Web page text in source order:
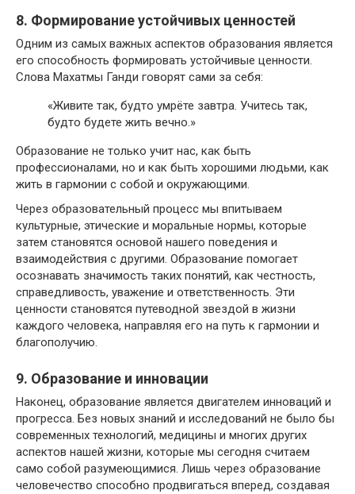
8. Формирование устойчивых ценностей
Одним из самых важных аспектов образования является
его способность формировать устойчивые ценности.
Слова Махатмы Ганди говорят сами за себя:
«Живите так, будто умрёте завтра. Учитесь так,
будто будете жить вечно.»
Образование не только учит нас, как быть
профессионалами, но и как быть хорошими людьми, как
жить в гармонии с собой и окружающими.
Через образовательный процесс мы впитываем
культурные, этические и моральные нормы, которые
затем становятся основой нашего поведения и
взаимодействия с другими. Образование помогает
осознавать значимость таких понятий, как честность,
справедливость, уважение и ответственность. Эти
ценности становятся путеводной звездой в жизни
каждого человека, направляя его на путь к гармонии и
благополучию.
9. Образование и инновации
Наконец, образование является двигателем инноваций и
прогресса. Без новых знаний и исследований не было бы
современных технологий, медицины и многих других
аспектов нашей жизни, которые мы сегодня считаем
само собой разумеющимися. Лишь через образование
человечество способно продвигаться вперед, создавая